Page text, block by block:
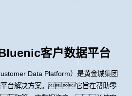
客户数据平台
Data Platform）是黄金城集团
平台解决方案。它旨在帮助零